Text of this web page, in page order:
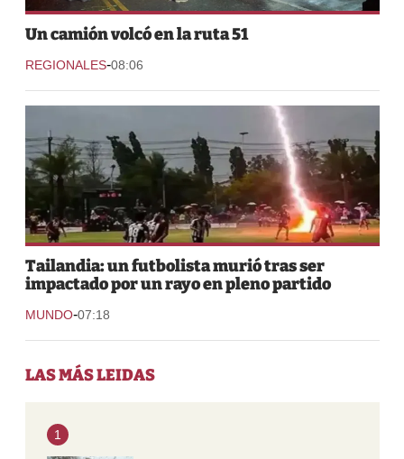
Un camión volcó en la ruta 51
REGIONALES-08:06
Tailandia: un futbolista murió tras ser
impactado por un rayo en pleno partido
MUNDO-07:18
LAS MÁS LEIDAS
1